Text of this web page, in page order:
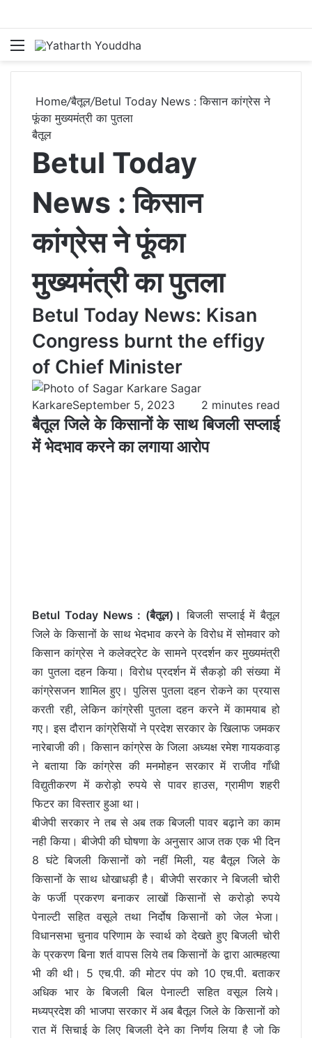
Menu
Home/बैतूल/Betul Today News : किसान कांग्रेस ने
फूंका मुख्यमंत्री का पुतला
बैतूल
Betul Today
News : किसान
कांग्रेस ने फूंका
मुख्यमंत्री का पुतला
Betul Today News: Kisan
Congress burnt the effigy
of Chief Minister
Sagar
KarkareSeptember 5, 2023 2 minutes read
बैतूल जिले के किसानों के साथ बिजली सप्लाई
में भेदभाव करने का लगाया आरोप
Betul Today News : (बैतूल)। बिजली सप्लाई में बैतूल
जिले के किसानों के साथ भेदभाव करने के विरोध में सोमवार को
किसान कांग्रेस ने कलेक्ट्रेट के सामने प्रदर्शन कर मुख्यमंत्री
का पुतला दहन किया। विरोध प्रदर्शन में सैकड़ो की संख्या में
कांग्रेसजन शामिल हुए। पुलिस पुतला दहन रोकने का प्रयास
करती रही, लेकिन कांग्रेसी पुतला दहन करने में कामयाब हो
गए। इस दौरान कांग्रेसियों ने प्रदेश सरकार के खिलाफ जमकर
नारेबाजी की। किसान कांग्रेस के जिला अध्यक्ष रमेश गायकवाड़
ने बताया कि कांग्रेस की मनमोहन सरकार में राजीव गाँधी
विद्युतीकरण में करोड़ो रुपये से पावर हाउस, ग्रामीण शहरी
फिटर का विस्तार हुआ था।
बीजेपी सरकार ने तब से अब तक बिजली पावर बढ़ाने का काम
नही किया। बीजेपी की घोषणा के अनुसार आज तक एक भी दिन
8 घंटे बिजली किसानों को नहीं मिली, यह बैतूल जिले के
किसानों के साथ धोखाधड़ी है। बीजेपी सरकार ने बिजली चोरी
के फर्जी प्रकरण बनाकर लाखों किसानों से करोड़ो रुपये
पेनाल्टी सहित वसूले तथा निर्दोष किसानों को जेल भेजा।
विधानसभा चुनाव परिणाम के स्वार्थ को देखते हुए बिजली चोरी
के प्रकरण बिना शर्त वापस लिये तब किसानों के द्वारा आत्महत्या
भी की थी। 5 एच.पी. की मोटर पंप को 10 एच.पी. बताकर
अधिक भार के बिजली बिल पेनाल्टी सहित वसूल लिये।
मध्यप्रदेश की भाजपा सरकार में अब बैतूल जिले के किसानों को
रात में सिचाई के लिए बिजली देने का निर्णय लिया है जो कि